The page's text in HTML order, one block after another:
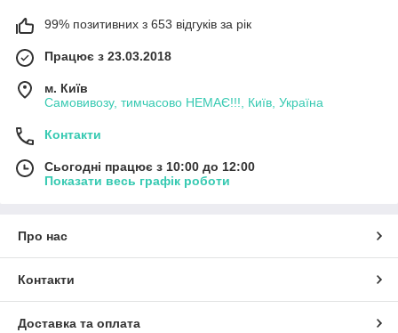
99% позитивних з 653 відгуків за рік
Працює з 23.03.2018
м. Київ
Самовивозу, тимчасово НЕМАЄ!!!, Київ, Україна
Контакти
Сьогодні працює з 10:00 до 12:00
Показати весь графік роботи
Про нас
Контакти
Доставка та оплата